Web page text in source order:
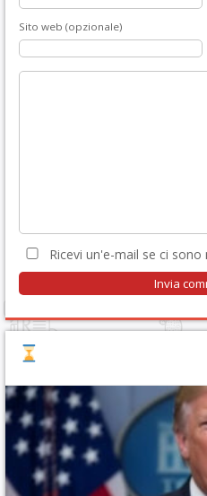
Sito web (opzionale)
Ricevi un'e-mail se ci